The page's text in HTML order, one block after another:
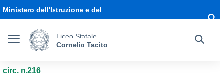
Ministero dell'Istruzione e del
Liceo Statale
Cornelio Tacito
circ. n.216